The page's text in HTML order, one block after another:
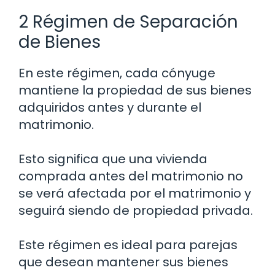
2 Régimen de Separación
de Bienes
En este régimen, cada cónyuge
mantiene la propiedad de sus bienes
adquiridos antes y durante el
matrimonio.
Esto significa que una vivienda
comprada antes del matrimonio no
se verá afectada por el matrimonio y
seguirá siendo de propiedad privada.
Este régimen es ideal para parejas
que desean mantener sus bienes